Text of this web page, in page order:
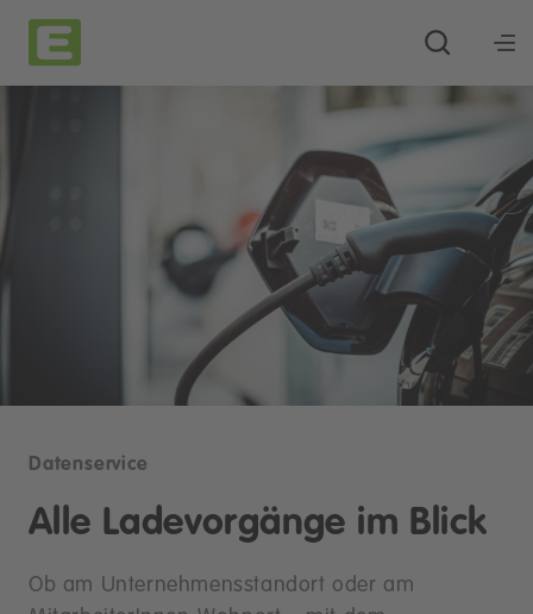
Datenservice
Alle Ladevorgänge im Blick
Ob am Unternehmensstandort oder am